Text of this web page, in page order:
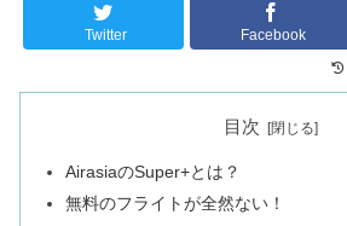
Twitter Facebook
目次
AirasiaのSuper+とは？
無料のフライトが全然ない！